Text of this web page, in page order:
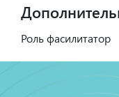
Роль фасилитатор